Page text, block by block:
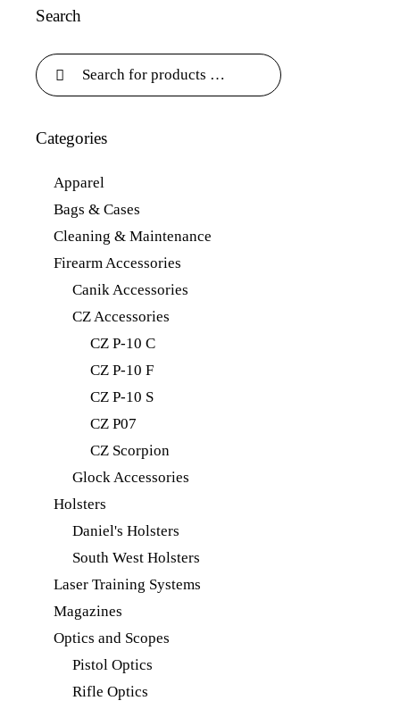
Search
Categories
Apparel
Bags & Cases
Cleaning & Maintenance
Firearm Accessories
Canik Accessories
CZ Accessories
CZ P-10 C
CZ P-10 F
CZ P-10 S
CZ P07
CZ Scorpion
Glock Accessories
Holsters
Daniel's Holsters
South West Holsters
Laser Training Systems
Magazines
Optics and Scopes
Pistol Optics
Rifle Optics